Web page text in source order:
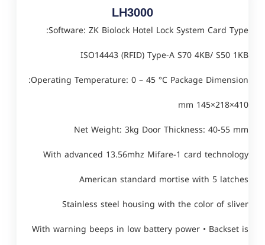
LH3000
Software: ZK Biolock Hotel Lock System Card Type:
ISO14443 (RFID) Type-A S70 4KB/ S50 1KB
Operating Temperature: 0 – 45 °C Package Dimension:
410×218×145 mm
Net Weight: 3kg Door Thickness: 40-55 mm
With advanced 13.56mhz Mifare-1 card technology
American standard mortise with 5 latches
Stainless steel housing with the color of sliver
With warning beeps in low battery power • Backset is